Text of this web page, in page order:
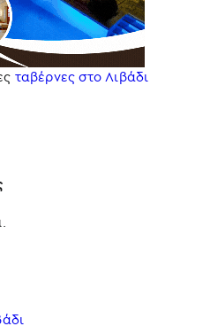
ταβέρνες στο Λιβάδι